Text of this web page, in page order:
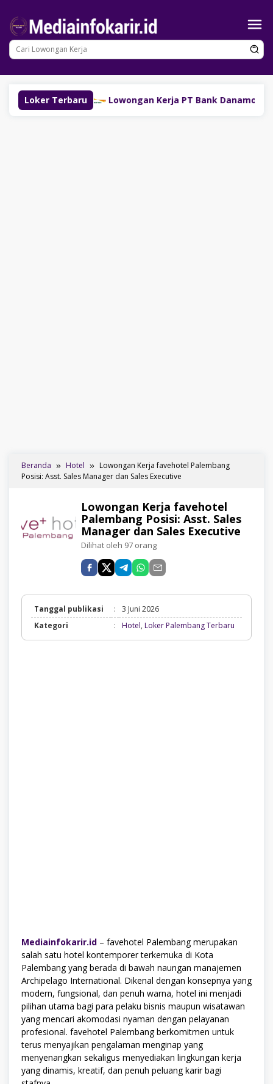
konten
Loker TerbaruLowongan Kerja PT Bank Danamon Indonesia
Beranda Hotel
Lowongan Kerja favehotel Palembang
Posisi: Asst. Sales Manager dan Sales Executive
Lowongan Kerja favehotel
Palembang Posisi: Asst. Sales
Manager dan Sales Executive
Dilihat oleh 97 orang
Tanggal publikasi :
3 Juni 2026
Kategori
: Hotel, Loker Palembang Terbaru
Loker
Mediainfokarir.id – favehotel Palembang merupakan
salah satu hotel kontemporer terkemuka di Kota
Palembang yang berada di bawah naungan manajemen
Archipelago International. Dikenal dengan konsepnya yang
modern, fungsional, dan penuh warna, hotel ini menjadi
pilihan utama bagi para pelaku bisnis maupun wisatawan
yang mencari akomodasi nyaman dengan pelayanan
profesional. favehotel Palembang berkomitmen untuk
terus menyajikan pengalaman menginap yang
menyenangkan sekaligus menyediakan lingkungan kerja
yang dinamis, kreatif, dan penuh peluang karir bagi